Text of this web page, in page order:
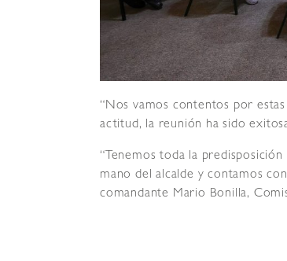
“Nos vamos contentos por
actitud, la reunión ha sido
“Tenemos toda la
mano del alcalde y contamos
comandante Mario Bonilla,